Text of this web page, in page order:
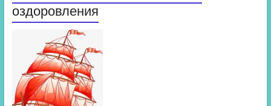
оздоровления